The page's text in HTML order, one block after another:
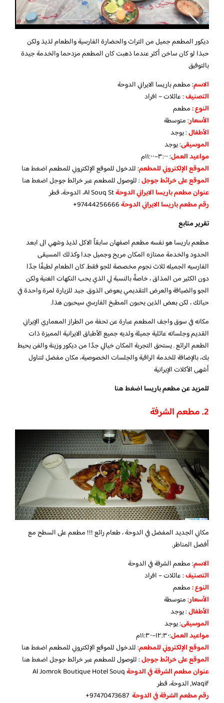
ديكور المطعم جميل من التراث والحضارة الفارسية والطعام لذيذ ولكن
حبذا لو كان ساخن أكثر عندما ذهبت كان المطعم مزدحما والخدمة جيدة
بالتوفيق
الاسم: مطعم باريسا الايراني الدوحة
التصنيف: عائلات – افراد
النوع :مطعم
الأسعار:متوسطة
الأطفال:يوجد
الموسيقى:يوجد
مواعيد العمل: ٣:٠٠–١١:٠٠م
الموقع الإلكتروني للمطعم: للدخول للموقع الإلكتروني للمطعماضغط هنا
الموقع على خرائط جوجل: للوصول للمطعم عبر خرائط جوجلاضغط هنا
عنوان مطعم باريسا الايراني الدوحةAl Souq St، الدوحة، قطر
رقم مطعم باريسا الايراني الدوحة97444256666+
تقرير متابع
مطعم باريسا هو نفسه مطعم اصفهان سابقاً الاكل لذيذ وشهي الى ابعد
الحدود والخدمة ممتازه المكان مريح وجميل جدا وكذلك المسيقى
الفارسيه الجميله ثلاث نجوم مخصصة للجو فقط. كان الطعام لطيفًا جدًا
دون الكثير من المذاق ، خاصةً بالنسبة لي الذي يحب النكهات الغنية ولكن
الجو والضيافة والعرض التقديمي يعوض الذوق. جيد للزيارة لمرة واحدة في
حياتك ، لكن بعض الذين يحبون المطبخ الفارسي سيحبون هذا.
مكانه في سوق واجف المطعم عبارة عن تحفة من الطراز المعماري الإيراني
القديم وجلساته عائلية جميلة ولديه جميع الأطباق الايرانية المميزة ذات
الطعم الرائع . يستحق التجربة المكان خيالي جدًا من ديكور وزينة والفن يحيط
بك، بالإضافة للخدمة الراقية والجلسات الخصوصية، مكان مفضل لتناول
أشهى الأكلات الإيرانية
للمزيد عن مطعم باريسا اضغط هنا
2. مطعم الشرفة
مكاني الجديد المفضل في الدوحة ، طعام رائع !!! مطعم على السطح مع
أفضل المناظر.
الاسم: مطعم الشرفة في الدوحة
التصنيف: عائلات – افراد
النوع :مطعم
الأسعار:متوسطة
الأطفال:يوجد
الموسيقى:يوجد
مواعيد العمل:١٢:٣٠–١١:٣٠م
الموقع الإلكتروني للمطعم: للدخول للموقع الإلكتروني للمطعماضغط هنا
الموقع على خرائط جوجل: للوصول للمطعم عبر خرائط جوجلاضغط هنا
عنوان مطعم الشرفة في الدوحةAl Jomrok Boutique Hotel Souq
Waqif, الدوحة، قطر
رقم مطعم الشرفة في الدوحة 97470473687+